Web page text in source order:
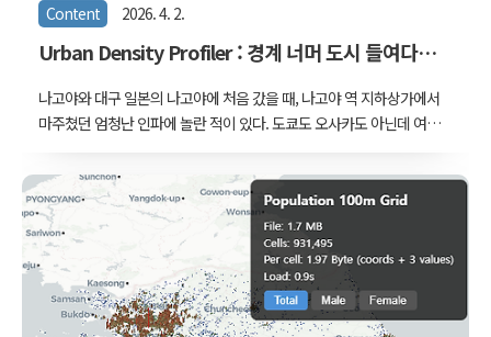
Content 2026. 4. 2.
Urban Density Profiler : 경계 너머 도시 들여다보
나고야와 대구 일본의 나고야에 처음 갔을 때, 나고야 역 지하상가에서
마주쳤던 엄청난 인파에 놀란 적이 있다. 도쿄도 오사카도 아닌데 여긴
보니 230만명이란다. 우리나라로 치면 대구(240만)와 비슷한 수준이
다. 그렇게 비교해보니 더 이해가 가지 않았다. 인구규모가 비슷함에도
불구하고, 평일 나고야 역과 그 주변의 인파는 주말의 대구 동성로에
비할 바가 아니었다. 지도로 보니 나고야는 아이치현의 일부였다. 물론
대구도 경상북도에 포함되어 있지만, 주변이 산지인 탓에 도시가 연속
적이지는 않다. 나고야와 아이치현은 마치 한 덩어리 같다. 인구도 750
만명으로, 면적이 더 넓은 대구경북지역보다 250만명 더 많다. 그러니